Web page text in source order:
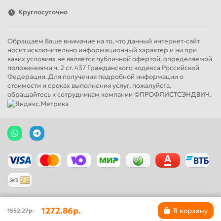
Круглосуточно
Обращаем Ваше внимание на то, что данный интернет-сайт
носит исключительно информационный характер и ни при
каких условиях не является публичной офертой, определяемой
положениями ч. 2 ст. 437 Гражданского кодекса Российской
Федерации. Для получения подробной информации о
стоимости и сроках выполнения услуг, пожалуйста,
обращайтесь к сотрудникам компании ©ПРОФЛИСТСЭНДВИЧ.
1552.27р. 1272.86р. В корзину